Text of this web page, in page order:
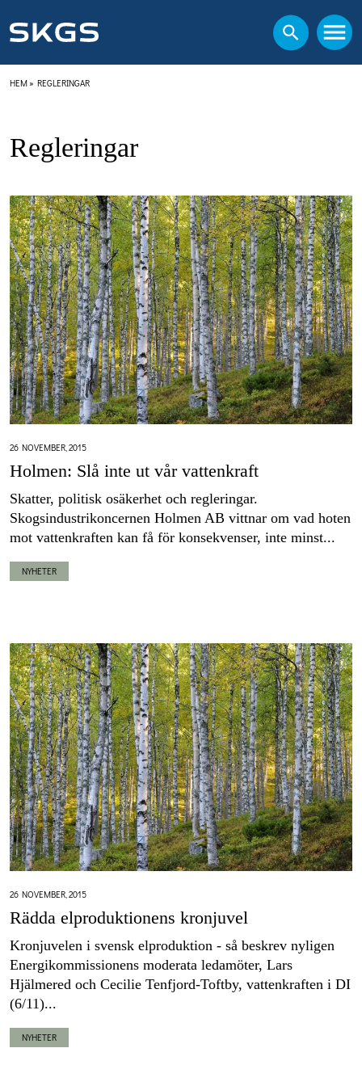
HEM» REGLERINGAR
Regleringar
26 NOVEMBER, 2015
Holmen: Slå inte ut vår vattenkraft
Skatter, politisk osäkerhet och regleringar.
Skogsindustrikoncernen Holmen AB vittnar om vad hoten
mot vattenkraften kan få för konsekvenser, inte minst...
NYHETER
26 NOVEMBER, 2015
Rädda elproduktionens kronjuvel
Kronjuvelen i svensk elproduktion - så beskrev nyligen
Energikommissionens moderata ledamöter, Lars
Hjälmered och Cecilie Tenfjord-Toftby, vattenkraften i DI
(6/11)...
NYHETER